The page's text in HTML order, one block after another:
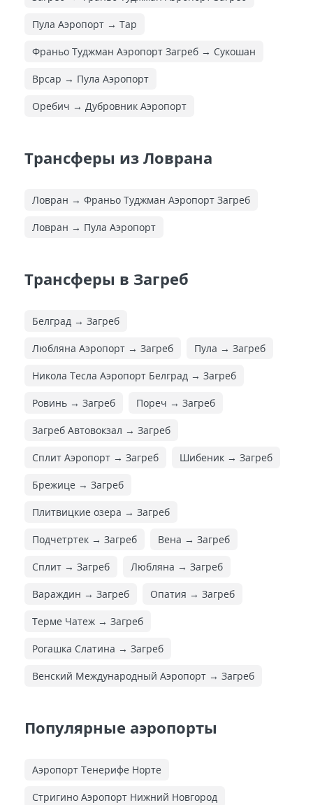
Пула Аэропорт → Тар
Франьо Туджман Аэропорт Загреб → Сукошан
Врсар → Пула Аэропорт
Оребич → Дубровник Аэропорт
Трансферы из Ловрана
Ловран → Франьо Туджман Аэропорт Загреб
Ловран → Пула Аэропорт
Трансферы в Загреб
Белград → Загреб
Любляна Аэропорт → Загреб Пула → Загреб
Никола Тесла Аэропорт Белград → Загреб
Ровинь → Загреб Пореч → Загреб
Загреб Автовокзал → Загреб
Сплит Аэропорт → Загреб Шибеник → Загреб
Брежице → Загреб
Плитвицкие озера → Загреб
Подчетртек → Загреб Вена → Загреб
Сплит → Загреб Любляна → Загреб
Вараждин → Загреб Опатия → Загреб
Терме Чатеж → Загреб
Рогашка Слатина → Загреб
Венский Международный Аэропорт → Загреб
Популярные аэропорты
Аэропорт Тенерифе Норте
Стригино Аэропорт Нижний Новгород